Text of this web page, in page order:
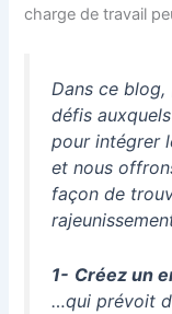
charge de travail
Dans ce blog,
défis
pour intégrer
et nous
façon de
1- Créez un
…qui prévoit